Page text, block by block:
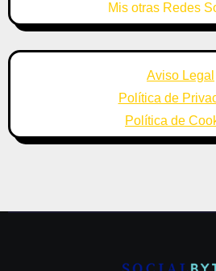
Mis otras Redes
Aviso Legal
Política de
Política de